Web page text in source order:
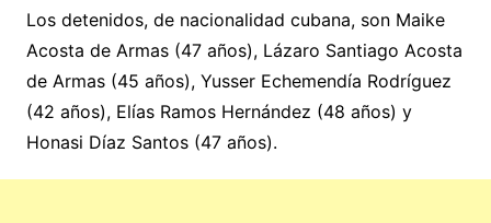
Los detenidos, de nacionalidad cubana, son Maike
Acosta de Armas (47 años), Lázaro Santiago Acosta
de Armas (45 años), Yusser Echemendía Rodríguez
(42 años), Elías Ramos Hernández (48 años) y
Honasi Díaz Santos (47 años).